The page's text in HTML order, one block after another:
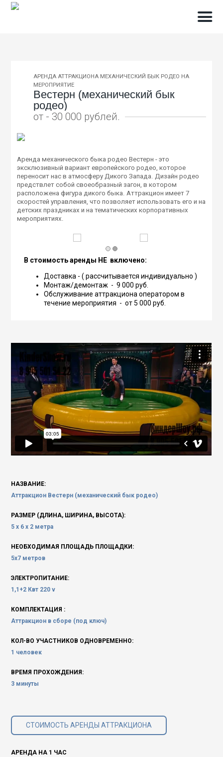
АРЕНДА АТТРАКЦИОНА МЕХАНИЧЕСКИЙ БЫК РОДЕО НА
МЕРОПРИЯТИЕ
Вестерн (механический бык
родео)
от - 30 000 рублей.
Аренда механического быка родео Вестерн - это
эксклюзивный вариант европейского родео, которое
переносит нас в атмосферу Дикого Запада. Дизайн родео
предствлет собой своеобразный загон, в котором
расположена фигура дикого быка. Аттракцион имеет 7
скоростей управления, что позволяет использовать его и на
детских праздниках и на тематических корпоративных
мероприятиях.
1 2
В стоимость аренды НЕ включено:
Доставка - ( рассчитывается индивидуально )
Монтаж/демонтаж - 9 000 руб.
Обслуживание аттракциона оператором в
течение мероприятия - от 5 000 руб.
НАЗВАНИЕ:
Аттракцион Вестерн (механический бык родео)
РАЗМЕР (ДЛИНА, ШИРИНА, ВЫСОТА):
5 х 6 х 2 метра
НЕОБХОДИМАЯ ПЛОЩАДЬ ПЛОЩАДКИ:
5х7 метров
ЭЛЕКТРОПИТАНИЕ:
1,1+2 Квт 220 v
КОМПЛЕКТАЦИЯ :
Аттракцион в сборе (под ключ)
КОЛ-ВО УЧАСТНИКОВ ОДНОВРЕМЕННО:
1 человек
ВРЕМЯ ПРОХОЖДЕНИЯ:
3 минуты
СТОИМОСТЬ АРЕНДЫ АТТРАКЦИОНА
АРЕНДА НА 1 ЧАС